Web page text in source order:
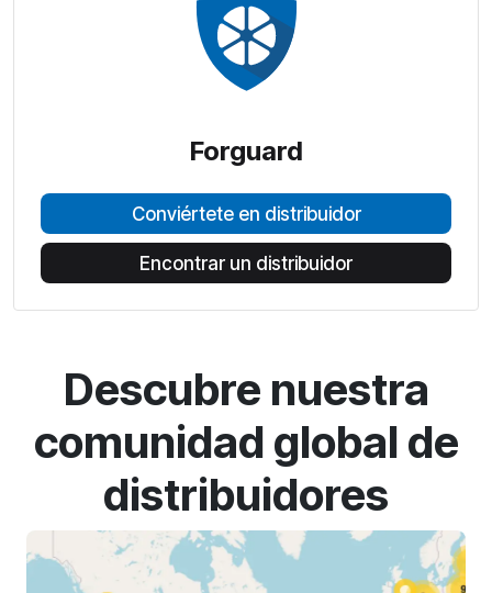
Forguard
Conviértete en distribuidor
Encontrar un distribuidor
Descubre nuestra
comunidad global de
distribuidores